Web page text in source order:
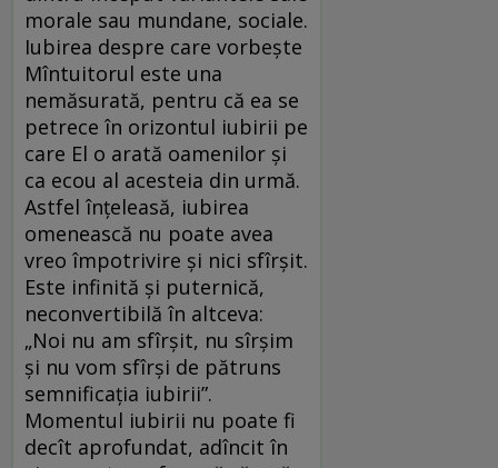
morale sau mundane, sociale.
Iubirea despre care vorbește
Mîntuitorul este una
nemăsurată, pentru că ea se
petrece în orizontul iubirii pe
care El o arată oamenilor și
ca ecou al acesteia din urmă.
Astfel înțeleasă, iubirea
omenească nu poate avea
vreo împotrivire și nici sfîrșit.
Este infinită și puternică,
neconvertibilă în altceva:
„Noi nu am sfîrșit, nu sîrșim
și nu vom sfîrși de pătruns
semnificația iubirii”.
Momentul iubirii nu poate fi
decît aprofundat, adîncit în